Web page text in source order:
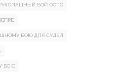
БОЙ ФОТО
БОЮ ДЛЯ СУДЕЙ
БОЮ